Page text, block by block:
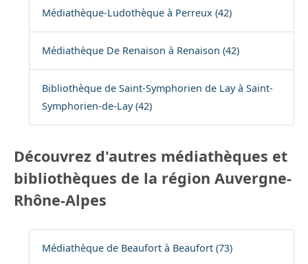
Médiathèque-Ludothèque à Perreux (42)
Médiathèque De Renaison à Renaison (42)
Bibliothèque de Saint-Symphorien de Lay à Saint-
Symphorien-de-Lay (42)
Découvrez d'autres médiathèques et
bibliothèques de la région Auvergne-
Rhône-Alpes
Médiathèque de Beaufort à Beaufort (73)